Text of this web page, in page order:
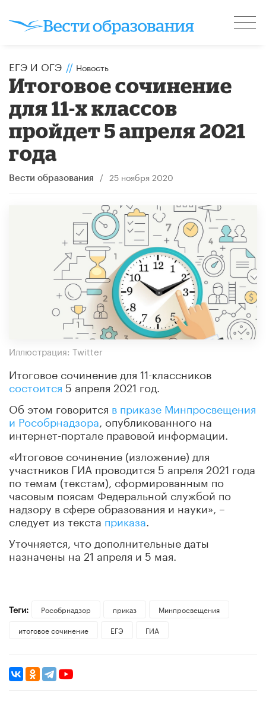
ЕГЭ И ОГЭ // Новость
Итоговое сочинение
для 11-х классов
пройдет 5 апреля 2021
года
Вести образования / 25 ноября 2020
Иллюстрация: Twitter
Итоговое сочинение для 11-классников
состоится 5 апреля 2021 год.
Об этом говорится в приказе Минпросвещения
и Рособрнадзора , опубликованного на
интернет-портале правовой информации.
«Итоговое сочинение (изложение) для
участников ГИА проводится 5 апреля 2021 года
по темам (текстам), сформированным по
часовым поясам Федеральной службой по
надзору в сфере образования и науки», –
следует из текста приказа
Уточняется, что дополнительные даты
назначены на 21 апреля и 5 мая.
Теги: Рособрнадзор приказ
Минпросвещения
итоговое сочинение
ЕГЭ ГИА